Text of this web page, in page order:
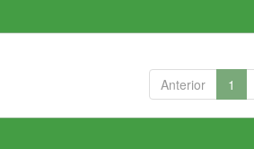
Anterior 1